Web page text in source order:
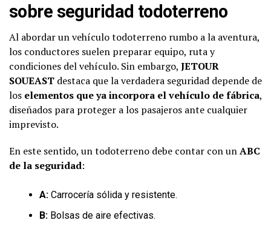
sobre seguridad todoterreno
Al abordar un vehículo todoterreno rumbo a la aventura,
los conductores suelen preparar equipo, ruta y
condiciones del vehículo. Sin embargo, JETOUR
SOUEAST destaca que la verdadera seguridad depende de
los elementos que ya incorpora el vehículo de fábrica,
diseñados para proteger a los pasajeros ante cualquier
imprevisto.
En este sentido, un todoterreno debe contar con unABC
de la seguridad:
A: Carrocería sólida y resistente.
B: Bolsas de aire efectivas.